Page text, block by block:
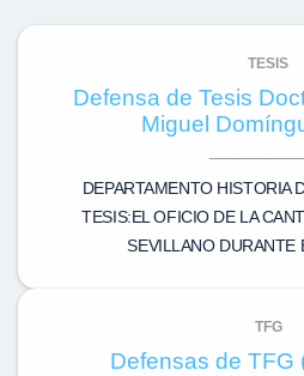
TESIS
Defensa de Tesis
Miguel
DEPARTAMENTO HISTORIA
TESIS:EL OFICIO DE LA
SEVILLANO DURANTE
TFG
Defensas de TFG